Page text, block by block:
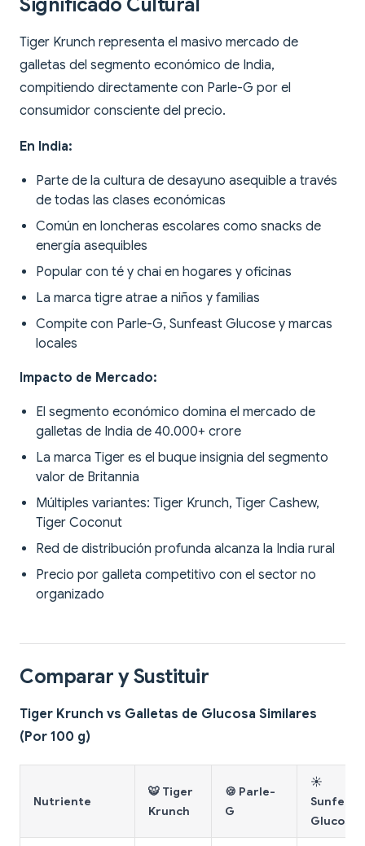
Significado Cultural
Tiger Krunch representa el masivo mercado de
galletas del segmento económico de India,
compitiendo directamente con Parle-G por el
consumidor consciente del precio.
En India:
Parte de la cultura de desayuno asequible a través
de todas las clases económicas
Común en loncheras escolares como snacks de
energía asequibles
Popular con té y chai en hogares y oficinas
La marca tigre atrae a niños y familias
Compite con Parle-G, Sunfeast Glucose y marcas
locales
Impacto de Mercado:
El segmento económico domina el mercado de
galletas de India de 40.000+ crore
La marca Tiger es el buque insignia del segmento
valor de Britannia
Múltiples variantes: Tiger Krunch, Tiger Cashew,
Tiger Coconut
Red de distribución profunda alcanza la India rural
Precio por galleta competitivo con el sector no
organizado
Comparar y Sustituir
Tiger Krunch vs Galletas de Glucosa Similares
(Por 100 g)
Nutriente
🐯 Tiger
Krunch
🍪 Parle-
G
☀️
Sunfeast
Glucose